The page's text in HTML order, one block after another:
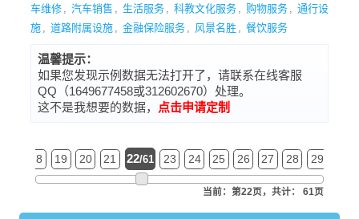
车维修 , 汽车销售 , 生活服务 , 科教文化服务 , 购物服务 , 通行设
施 , 道路附属设施 , 金融保险服务 , 风景名胜 , 餐饮服务
温馨提示：
如果您发现示例数据无法打开了，请联系在线客服
QQ（1649677458或312602670）处理。
这不是我想要的数据，
点击申请定制
18 19 20 21 22/61 23 24 25 26 27 28 29
当前：第22页，共计： 61页